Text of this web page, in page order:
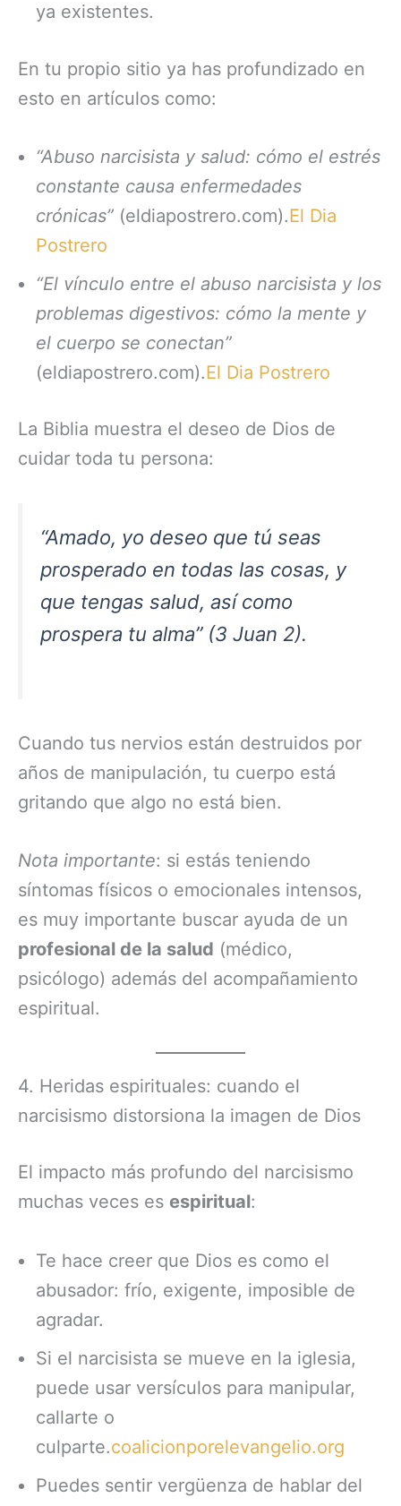
ya existentes.
En tu propio sitio ya has profundizado en
esto en artículos como:
“Abuso narcisista y salud: cómo el estrés
constante causa enfermedades
crónicas” (eldiapostrero.com).El Dia
Postrero
“El vínculo entre el abuso narcisista y los
problemas digestivos: cómo la mente y
el cuerpo se conectan”
(eldiapostrero.com).El Dia Postrero
La Biblia muestra el deseo de Dios de
cuidar toda tu persona:
“Amado, yo deseo que tú seas
prosperado en todas las cosas, y
que tengas salud, así como
prospera tu alma” (3 Juan 2).
Cuando tus nervios están destruidos por
años de manipulación, tu cuerpo está
gritando que algo no está bien.
Nota importante: si estás teniendo
síntomas físicos o emocionales intensos,
es muy importante buscar ayuda de un
profesional de la salud (médico,
psicólogo) además del acompañamiento
espiritual.
4. Heridas espirituales: cuando el
narcisismo distorsiona la imagen de Dios
El impacto más profundo del narcisismo
muchas veces es espiritual:
Te hace creer que Dios es como el
abusador: frío, exigente, imposible de
agradar.
Si el narcisista se mueve en la iglesia,
puede usar versículos para manipular,
callarte o
culparte.coalicionporelevangelio.org
Puedes sentir vergüenza de hablar del